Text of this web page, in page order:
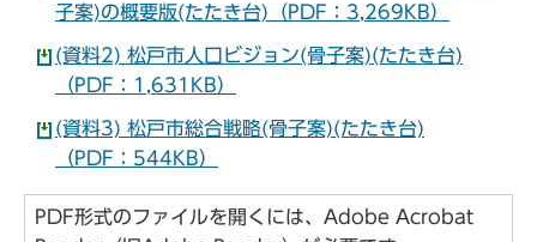
子案)の概要版(たたき台)（PDF：3,269KB）
(資料2) 松戸市人口ビジョン(骨子案)(たたき台)
（PDF：1,631KB）
(資料3) 松戸市総合戦略(骨子案)(たたき台)
（PDF：544KB）
PDF形式のファイルを開くには、Adobe Acrobat